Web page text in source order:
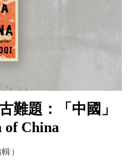
難題：「中國」
of China
）